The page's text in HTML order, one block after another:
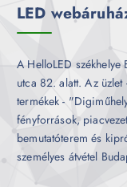
LED
A HelloLED székhelye
utca 82. alatt. Az üzlet
termékek -
fényforrások,
bemutatóterem és
személyes átvétel